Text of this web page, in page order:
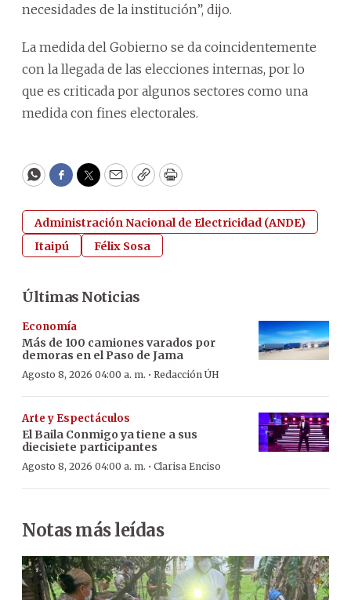
necesidades de la institución”, dijo.
La medida del Gobierno se da coincidentemente
con la llegada de las elecciones internas, por lo
que es criticada por algunos sectores como una
medida con fines electorales.
WhatsApp
Facebook
Twitter
EmailCopyPrint
Administración Nacional de Electricidad (ANDE)
Itaipú
Félix Sosa
Últimas Noticias
Economía
Más de 100 camiones varados por
demoras en el Paso de Jama
Agosto 8, 2026 04:00 a. m. · Redacción ÚH
Arte y Espectáculos
El Baila Conmigo ya tiene a sus
diecisiete participantes
Agosto 8, 2026 04:00 a. m. · Clarisa Enciso
Notas más leídas